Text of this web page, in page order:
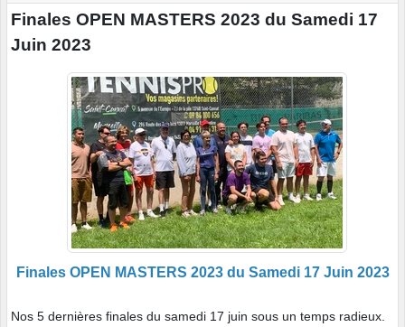
Finales OPEN MASTERS 2023 du Samedi 17
Juin 2023
Finales OPEN MASTERS 2023 du Samedi 17 Juin 2023
Nos 5 dernières finales du samedi 17 juin sous un temps radieux.